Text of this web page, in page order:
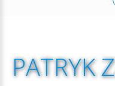
PATRYK